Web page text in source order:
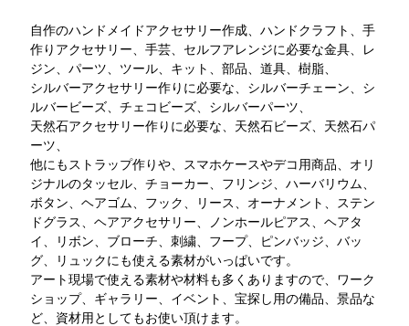
自作のハンドメイドアクセサリー作成、ハンドクラフト、手
作りアクセサリー、手芸、セルフアレンジに必要な金具、レ
ジン、パーツ、ツール、キット、部品、道具、樹脂、
シルバーアクセサリー作りに必要な、シルバーチェーン、シ
ルバービーズ、チェコビーズ、シルバーパーツ、
天然石アクセサリー作りに必要な、天然石ビーズ、天然石パ
ーツ、
他にもストラップ作りや、スマホケースやデコ用商品、オリ
ジナルのタッセル、チョーカー、フリンジ、ハーバリウム、
ボタン、ヘアゴム、フック、リース、オーナメント、ステン
ドグラス、ヘアアクセサリー、ノンホールピアス、ヘアタ
イ、リボン、ブローチ、刺繍、フープ、ピンバッジ、バッ
グ、リュックにも使える素材がいっぱいです。
アート現場で使える素材や材料も多くありますので、ワーク
ショップ、ギャラリー、イベント、宝探し用の備品、景品な
ど、資材用としてもお使い頂けます。